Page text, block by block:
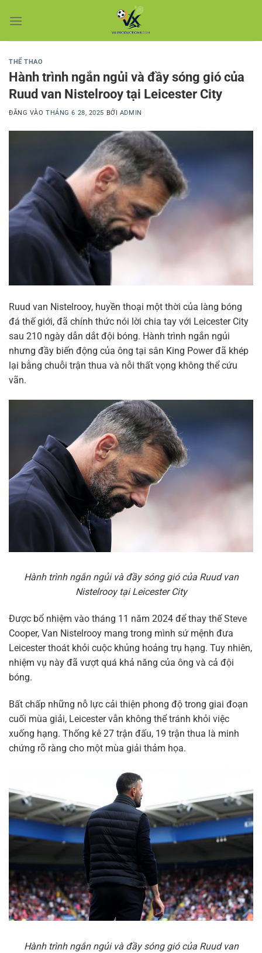
qua
THỂ THAO
Hành trình ngắn ngủi và đầy sóng gió của
Ruud van Nistelrooy tại Leicester City
ĐĂNG VÀOTHÁNG 6 28, 2025 BỞI ADMIN
Ruud van Nistelrooy, huyền thoại một thời của làng bóng
đá thế giới, đã chính thức nói lời chia tay với Leicester City
sau 210 ngày dẫn dắt đội bóng. Hành trình ngắn ngủi
nhưng đầy biến động của ông tại sân King Power đã khép
lại bằng chuỗi trận thua và nỗi thất vọng không thể cứu
vãn.
Hành trình ngắn ngủi và đầy sóng gió của Ruud van
Nistelrooy tại Leicester City
Được bổ nhiệm vào tháng 11 năm 2024 để thay thế Steve
Cooper, Van Nistelrooy mang trong mình sứ mệnh đưa
Leicester thoát khỏi cuộc khủng hoảng trụ hạng. Tuy nhiên,
nhiệm vụ này đã vượt quá khả năng của ông và cả đội
bóng.
Bất chấp những nỗ lực cải thiện phong độ trong giai đoạn
cuối mùa giải, Leicester vẫn không thể tránh khỏi việc
xuống hạng. Thống kê 27 trận đấu, 19 trận thua là minh
chứng rõ ràng cho một mùa giải thảm họa.
Hành trình ngắn ngủi và đầy sóng gió của Ruud van